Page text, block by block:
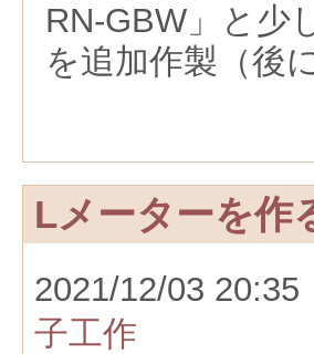
RN-GBW」と少
を追加作製（後
Lメーターを作
2021/12/03 20:35
子工作